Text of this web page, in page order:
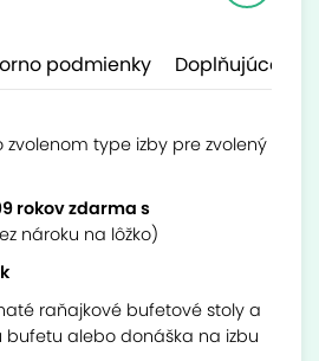
podmienky Doplňujúce
zvolenom type izby pre zvolený
rokov zdarma s
nároku na lôžko)
raňajkové bufetové stoly a
alebo donáška na izbu